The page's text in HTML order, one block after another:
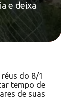
e deixa
do 8/1
tempo de
de suas